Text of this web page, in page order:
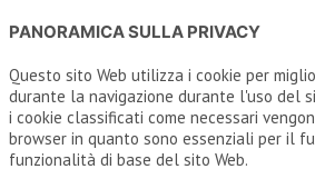
PANORAMICA SULLA PRIVACY
Questo sito Web utilizza i cookie per
durante la navigazione durante l'uso del
i cookie classificati come necessari
browser in quanto sono essenziali per il
funzionalità di base del sito Web.